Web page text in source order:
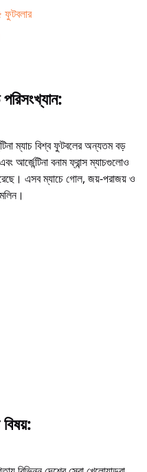
ফুটবলার
ম্যাচ বিশ্ব ফুটবলের অন্যতম বড়
আর্জেন্টিনা বনাম ফ্রান্স ম্যাচগুলোও
এসব ম্যাচে গোল, জয়-পরাজয় ও